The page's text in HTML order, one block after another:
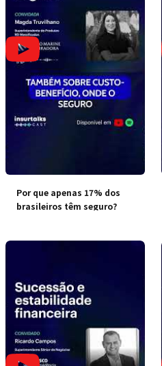
Por que apenas 17% dos
brasileiros têm seguro?